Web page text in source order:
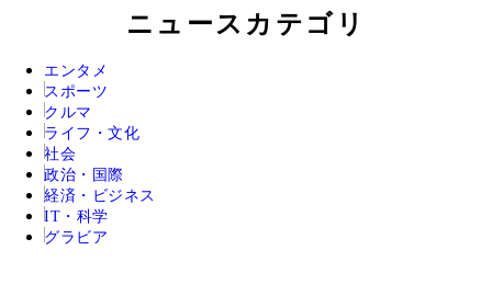
ニュースカテゴリ
エンタメ
スポーツ
クルマ
ライフ・文化
社会
政治・国際
経済・ビジネス
IT・科学
グラビア